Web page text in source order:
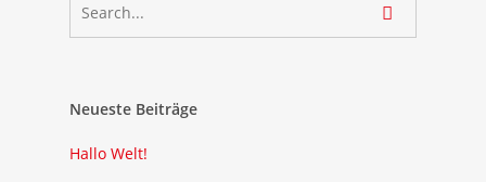
Neueste Beiträge
Hallo Welt!